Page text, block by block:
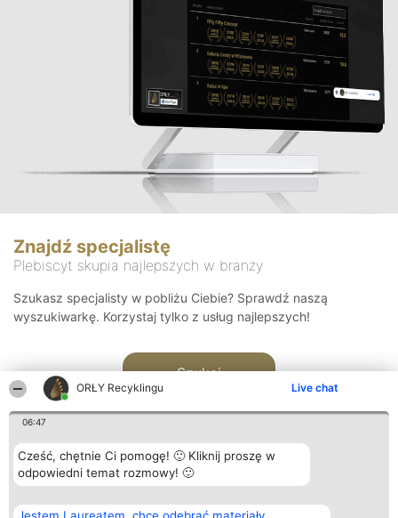
ORŁY Recyklingu Live chat
06:47
Cześć, chętnie Ci pomogę! 🙂 Kliknij proszę w
odpowiedni temat rozmowy! 🙂
Znajdź specjalistę
Plebiscyt skupia najlepszych w branży
Szukasz specjalisty w pobliżu Ciebie? Sprawdź naszą
wyszukiwarkę. Korzystaj tylko z usług najlepszych!
Szukaj
Organizator plebiscytu Plebiscyt Kontakt